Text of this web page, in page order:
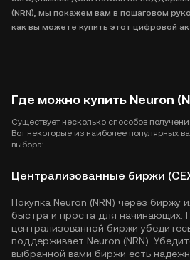
(NRN), мы покажем вам в пошаговом
как вы можете купить этот цифровой
Где можно купить Neuron
Существует несколько способов
Вот некоторые из наиболее популярных
выбора:
Централизованные биржи
Покупка Neuron (NRN) через биржу
быстра и проста для начинающих.
централизованной биржи
поддерживает Neuron (NRN).
выбранной вами биржи есть